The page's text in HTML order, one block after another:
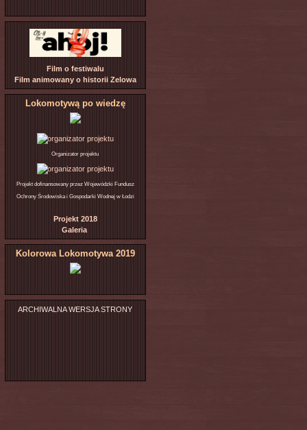
Film o festiwalu
Film animowany o historii Zelowa
Lokomotywą po wiedzę
Organizator projektu
Projekt dofinansowany przez Wojewódzki Fundusz
Ochrony Środowiska i Gospodarki Wodnej w Łodzi
Projekt 2018
Galeria
Kolorowa Lokomotywa 2019
ARCHIWALNA WERSJA STRONY